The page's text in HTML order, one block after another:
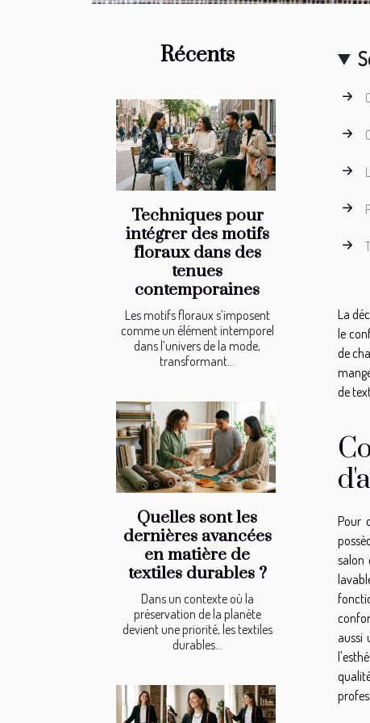
Récents
Techniques pour
intégrer des motifs
floraux dans des
tenues
contemporaines
Les motifs floraux s’imposent
comme un élément intemporel
dans l’univers de la mode,
transformant...
Quelles sont les
dernières avancées
en matière de
textiles durables ?
Dans un contexte où la
préservation de la planète
devient une priorité, les textiles
durables...
La
le
de
de
Pour
salon
aussi